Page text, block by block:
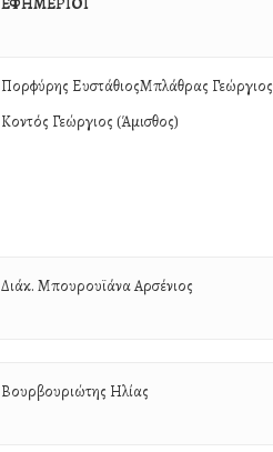
Πορφύρης ΕυστάθιοςΜπλάθρας Γεώργιος
Κοντός Γεώργιος (Άμισθος)
Διάκ. Μπουρουϊάνα Αρσένιος
Βουρβουριώτης Ηλίας